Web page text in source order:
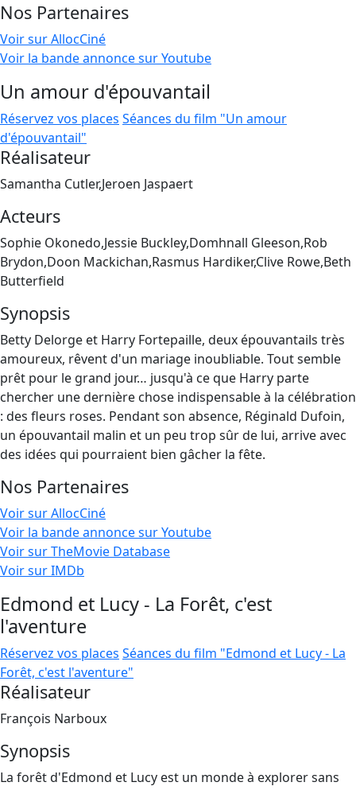
Nos Partenaires
Voir sur AllocCiné
Voir la bande annonce sur Youtube
Un amour d'épouvantail
Réservez vos places Séances du film "Un amour
d'épouvantail"
Réalisateur
Samantha Cutler,Jeroen Jaspaert
Acteurs
Sophie Okonedo,Jessie Buckley,Domhnall Gleeson,Rob
Brydon,Doon Mackichan,Rasmus Hardiker,Clive Rowe,Beth
Butterfield
Synopsis
Betty Delorge et Harry Fortepaille, deux épouvantails très
amoureux, rêvent d'un mariage inoubliable. Tout semble
prêt pour le grand jour… jusqu'à ce que Harry parte
chercher une dernière chose indispensable à la célébration
: des fleurs roses. Pendant son absence, Réginald Dufoin,
un épouvantail malin et un peu trop sûr de lui, arrive avec
des idées qui pourraient bien gâcher la fête.
Nos Partenaires
Voir sur AllocCiné
Voir la bande annonce sur Youtube
Voir sur TheMovie Database
Voir sur IMDb
Edmond et Lucy - La Forêt, c'est
l'aventure
Réservez vos places Séances du film "Edmond et Lucy - La
Forêt, c'est l'aventure"
Réalisateur
François Narboux
Synopsis
La forêt d'Edmond et Lucy est un monde à explorer sans